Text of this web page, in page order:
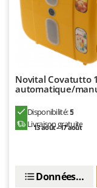
Novital Covatutto
automatique/
Disponibilité:5
Livraison gratuite
13 août - 17 août
Données